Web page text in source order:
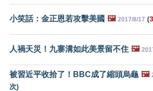
小笑話：金正恩若攻擊美國 🖼️ 2017/8/17 (
人禍天災！九寨溝如此美景留不住 🖼️
被習近平收拾了！BBC成了縮頭烏龜 🖼️
次)